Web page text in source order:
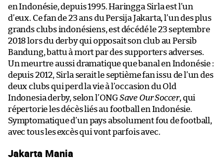
en Indonésie, depuis 1995. Haringga Sirla est l’un
d’eux. Ce fan de 23 ans du Persija Jakarta, l’un des plus
grands clubs indonésiens, est décédé le 23 septembre
2018 lors du derby qui opposait son club au Persib
Bandung, battu à mort par des supporters adverses.
Un meurtre aussi dramatique que banal en Indonésie :
depuis 2012, Sirla serait le septième fan issu de l’un des
deux clubs qui perd la vie à l’occasion du Old
Indonesia derby, selon l’ONGSave Our Soccer, qui
répertorie les décès liés au football en Indonésie.
Symptomatique d’un pays absolument fou de football,
avec tous les excès qui vont parfois avec.
Jakarta Mania